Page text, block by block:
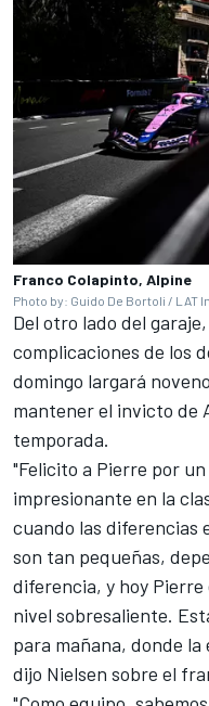
Franco Colapinto, Alpine
Photo by: Guido De Bortoli / LAT
Del otro lado del
complicaciones de los
domingo largará
mantener el invicto de
temporada.
"Felicito a Pierre por
impresionante en la
cuando las diferencias
son tan pequeñas,
diferencia, y hoy
nivel sobresaliente.
para mañana, donde
dijo Nielsen sobre el